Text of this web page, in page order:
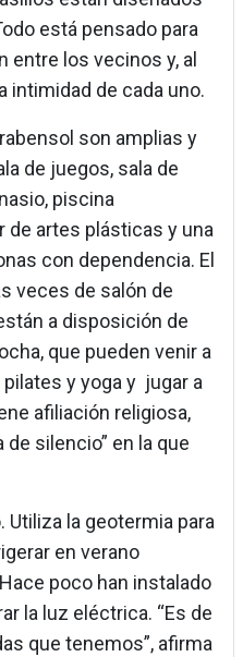
está pensado para
los vecinos y, al
intimidad de cada uno.
son amplias y
de juegos, sala de
piscina
de artes plásticas y una
con dependencia. El
veces de salón de
a disposición de
que pueden venir a
y yoga y jugar a
afiliación religiosa,
de silencio” en la que
la geotermia para
en verano
poco han instalado
la luz eléctrica. “Es de
que tenemos”, afirma